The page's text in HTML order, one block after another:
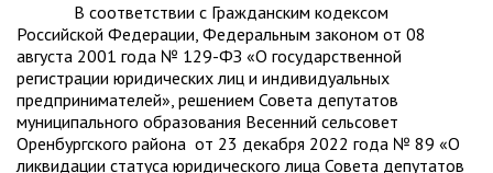
В соответствии с Гражданским кодексом
Российской Федерации, Федеральным законом от 08
августа 2001 года № 129-ФЗ «О государственной
регистрации юридических лиц и индивидуальных
предпринимателей», решением Совета депутатов
муниципального образования Весенний сельсовет
Оренбургского района от 23 декабря 2022 года № 89 «О
ликвидации статуса юридического лица Совета депутатов